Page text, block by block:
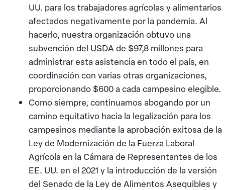
UU. para los trabajadores agrícolas y alimentarios
afectados negativamente por la pandemia. Al
hacerlo, nuestra organización obtuvo una
subvención del USDA de $97,8 millones para
administrar esta asistencia en todo el país, en
coordinación con varias otras organizaciones,
proporcionando $600 a cada campesino elegible.
Como siempre, continuamos abogando por un
camino equitativo hacia la legalización para los
campesinos mediante la aprobación exitosa de la
Ley de Modernización de la Fuerza Laboral
Agrícola en la Cámara de Representantes de los
EE. UU. en el 2021 y la introducción de la versión
del Senado de la Ley de Alimentos Asequibles y